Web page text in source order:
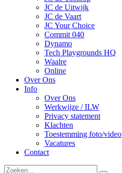
JC de Uitwijk
JC de Vaart
JC Your Choice
Commit 040
Dynamo
Tech Playgrounds HQ
Waalre
Online
Over Ons
Info
Over Ons
Werkwijze / ILW
Privacy statement
Klachten
Toestemming foto/video
Vacatures
Contact